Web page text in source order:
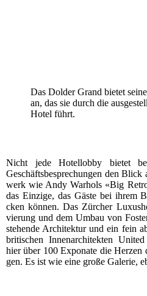
Das Dol­der Grand bie­tet
an, das sie durch die
Hotel führt.
Nicht jede Hotel­lob­by bie­tet
Geschäfts­be­spre­chun­gen den
werk wie Andy War­hols «Big
das Ein­zi­ge, das Gäs­te bei ihrem
cken kön­nen. Das Zür­cher
vie­rung und dem Umbau von
ste­hen­de Archi­tek­tur und ein fein
bri­ti­schen Innen­ar­chi­tek­ten
hier über 100 Expo­na­te die
gen. Es ist wie eine gro­ße Gale­rie,